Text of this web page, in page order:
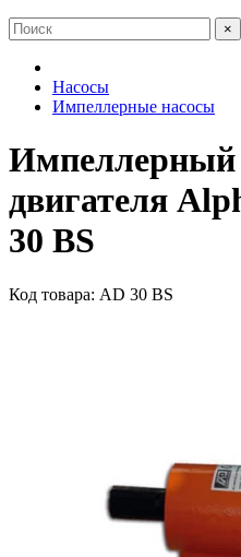
×
Насосы
Импеллерные насосы
Импеллерный
двигателя
30 BS
Код товара: AD 30 BS